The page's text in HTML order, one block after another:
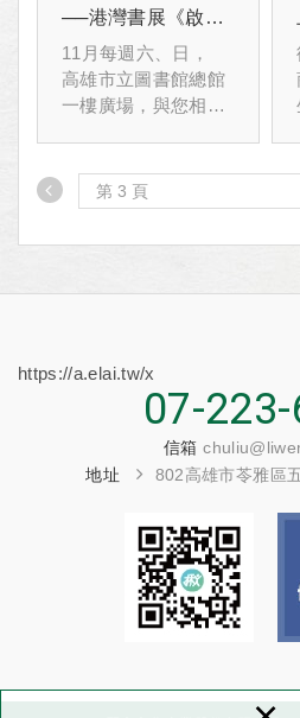
──港灣書展《啟航
吧！閱讀計畫》
11月每週六、日，
高雄市立圖書館總館
一樓廣場，與您相見
https://a.elai.tw/x
07-
信箱
地址
802高雄市苓雅區